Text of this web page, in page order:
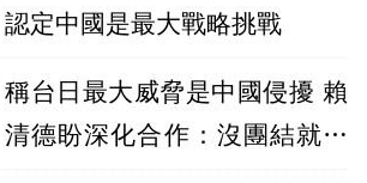
認定中國是最大戰略挑戰
稱台日最大威脅是中國侵擾 賴
清德盼深化合作：沒團結就沒